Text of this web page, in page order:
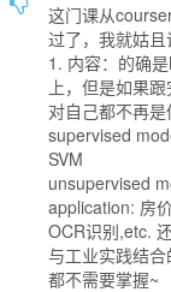
这门课从
过了，我就姑
1. 内容：的确
上，但是如果
对自己都不再是
supervised
SVM
unsupervised
application: 房
OCR识别,etc.
与工业实践结
都不需要掌握~